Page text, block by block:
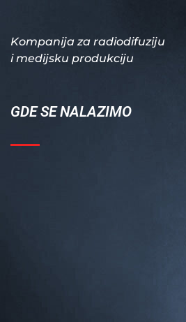
Kompanija za radiodifuziju
i medijsku produkciju
GDE SE NALAZIMO